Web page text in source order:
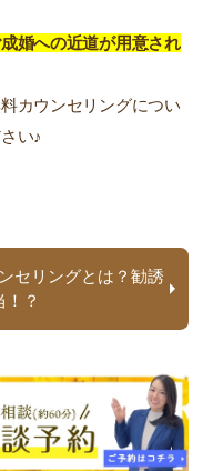
婚への近道が用意され
カウンセリングについ
い♪
セリングとは？勧誘
？